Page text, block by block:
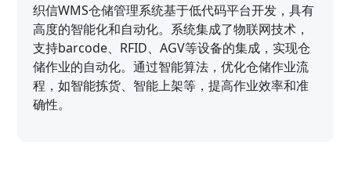
织信WMS仓储管理系统基于低代码平台开发，具有
高度的智能化和自动化。系统集成了物联网技术，
支持barcode、RFID、AGV等设备的集成，实现仓
储作业的自动化。通过智能算法，优化仓储作业流
程，如智能拣货、智能上架等，提高作业效率和准
确性。